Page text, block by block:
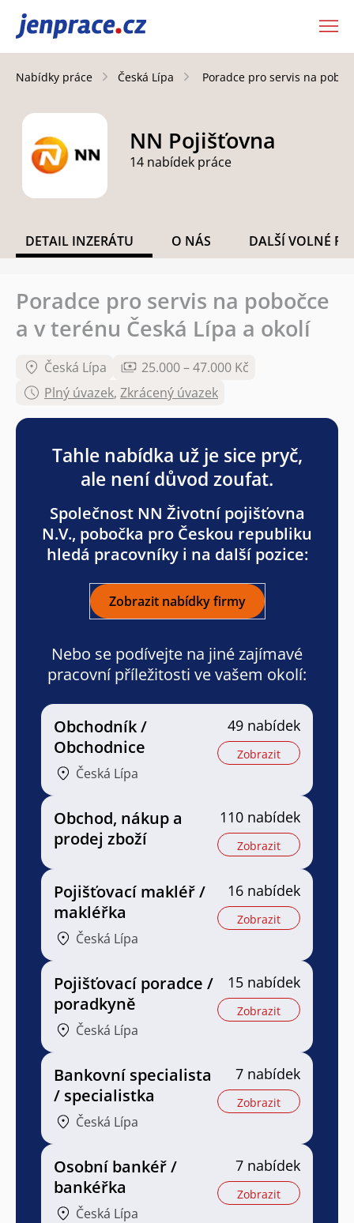
JenPráce.cz
Nabídky práce Česká Lípa Poradce pro servis na
NN Pojišťovna
14 nabídek práce
DETAIL INZERÁTU O NÁS DALŠÍ VOLNÉ
Poradce pro servis na pobočce
a v terénu Česká Lípa a okolí
Česká Lípa
25.000 – 47.000 Kč
Plný úvazek, Zkrácený úvazek
Tahle nabídka už je sice pryč,
ale není důvod zoufat.
Společnost NN Životní pojišťovna
N.V., pobočka pro Českou republiku
hledá pracovníky i na další pozice:
Zobrazit nabídky firmy
Nebo se podívejte na jiné zajímavé
pracovní příležitosti ve vašem okolí:
Obchodník /
Obchodnice
Česká Lípa
49 nabídek
Zobrazit
Obchod, nákup a
prodej zboží
110 nabídek
Zobrazit
Pojišťovací makléř /
makléřka
Česká Lípa
16 nabídek
Zobrazit
Pojišťovací poradce /
poradkyně
Česká Lípa
15 nabídek
Zobrazit
Bankovní specialista
/ specialistka
Česká Lípa
7 nabídek
Zobrazit
Osobní bankéř /
bankéřka
Česká Lípa
7 nabídek
Zobrazit